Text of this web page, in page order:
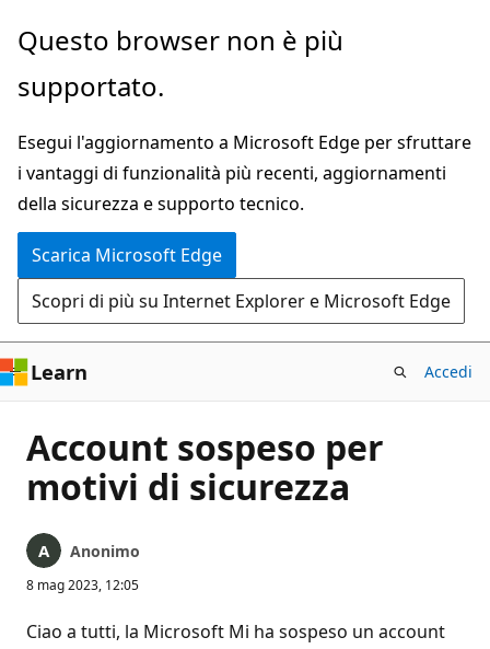
Ignora
passa
contenuto
principale
Questo browser non è più
supportato.
Esegui l'aggiornamento a Microsoft Edge per sfruttare
i vantaggi di funzionalità più recenti, aggiornamenti
della sicurezza e supporto tecnico.
Scarica Microsoft Edge
Scopri di più su Internet Explorer e Microsoft Edge
Learn Accedi
Account sospeso per
motivi di sicurezza
Anonimo
8 mag 2023, 12:05
Ciao a tutti, la Microsoft Mi ha sospeso un account